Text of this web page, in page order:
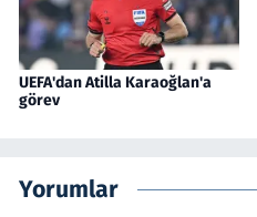
UEFA'dan Atilla Karaoğlan'a
görev
Yorumlar